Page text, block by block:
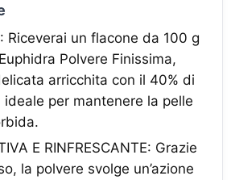
Riceverai un flacone da 100 g
Polvere Finissima,
arricchita con il 40% di
per mantenere la pelle
E RINFRESCANTE: Grazie
la polvere svolge un’azione